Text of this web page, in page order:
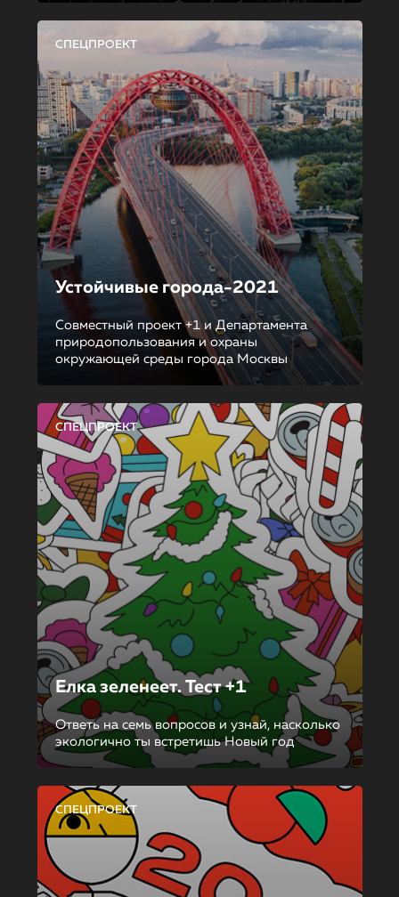
СПЕЦПРОЕКТ
Устойчивые города-2021
Совместный проект +1 и Департамента
природопользования и охраны
окружающей среды города Москвы
СПЕЦПРОЕКТ
Елка зеленеет. Тест +1
Ответь на семь вопросов и узнай, насколько
экологично ты встретишь Новый год
СПЕЦПРОЕКТ